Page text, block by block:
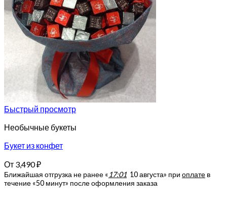
Быстрый просмотр
Необычные букеты
Букет из конфет
От 3,490₽
Ближайшая отгрузка не ранее « 17:01 10 августа» при оплате в
течение «50 минут» после оформления заказа